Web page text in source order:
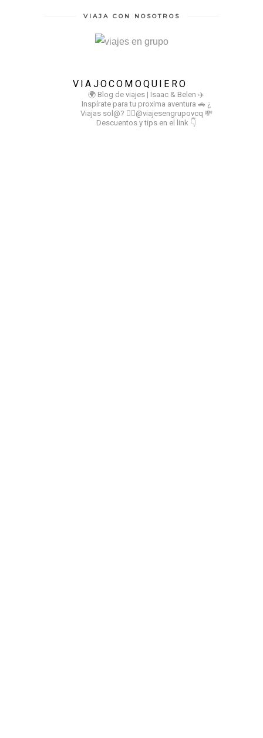
VIAJA CON NOSOTROS
VIAJOCOMOQUIERO
🌍 Blog de viajes | Isaac & Belen ✈️
Inspírate para tu proxima aventura 🚗 ¿
Viajas sol@? 👉🏻@viajesengrupovcq 💸
Descuentos y tips en el link 👇